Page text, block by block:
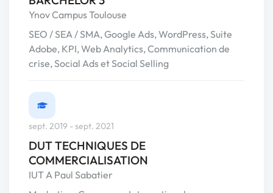
Ynov Campus Toulouse
SEO / SEA / SMA, Google Ads, WordPress, Suite
Adobe, KPI, Web Analytics, Communication de
crise, Social Ads et Social Selling
sept. 2019 - sept. 2021
DUT TECHNIQUES DE
COMMERCIALISATION
IUT A Paul Sabatier